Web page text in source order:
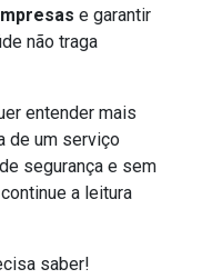
e garantir
não traga
entender mais
de um serviço
segurança e sem
a leitura
saber!